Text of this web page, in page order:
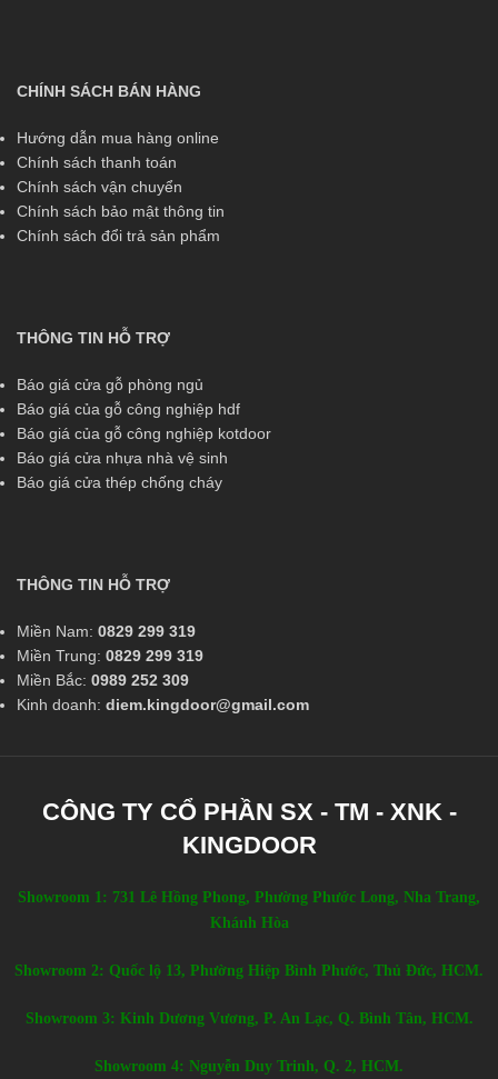
CHÍNH SÁCH BÁN HÀNG
Hướng dẫn mua hàng online
Chính sách thanh toán
Chính sách vận chuyển
Chính sách bảo mật thông tin
Chính sách đổi trả sản phẩm
THÔNG TIN HỖ TRỢ
Báo giá cửa gỗ phòng ngủ
Báo giá của gỗ công nghiệp hdf
Báo giá của gỗ công nghiệp kotdoor
Báo giá cửa nhựa nhà vệ sinh
Báo giá cửa thép chống cháy
THÔNG TIN HỖ TRỢ
Miền Nam: 0829 299 319
Miền Trung: 0829 299 319
Miền Bắc: 0989 252 309
Kinh doanh: diem.kingdoor@gmail.com
CÔNG TY CỔ PHẦN SX - TM - XNK -
KINGDOOR
Showroom 1: 731 Lê Hồng Phong, Phường Phước Long, Nha Trang,
Khánh Hòa
Showroom 2: Quốc lộ 13, Phường Hiệp Bình Phước, Thủ Đức, HCM.
Showroom 3: Kinh Dương Vương, P. An Lạc, Q. Bình Tân, HCM.
Showroom 4: Nguyễn Duy Trinh, Q. 2, HCM.